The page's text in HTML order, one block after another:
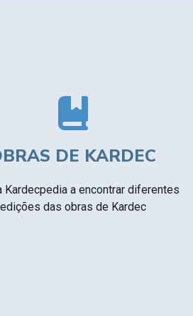
DE KARDEC
Kardecpedia a encontrar diferentes
edições das obras de Kardec